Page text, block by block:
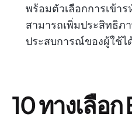
พร้อมตัวเลือกการเข้า
สามารถเพิ่มประสิทธิภ
ประสบการณ์ของผู้ใช้ไ
10 ทางเลือ